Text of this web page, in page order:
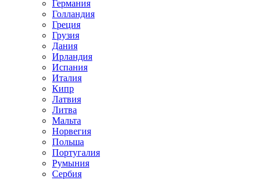
Германия
Голландия
Греция
Грузия
Дания
Ирландия
Испания
Италия
Кипр
Латвия
Литва
Мальта
Норвегия
Польша
Португалия
Румыния
Сербия